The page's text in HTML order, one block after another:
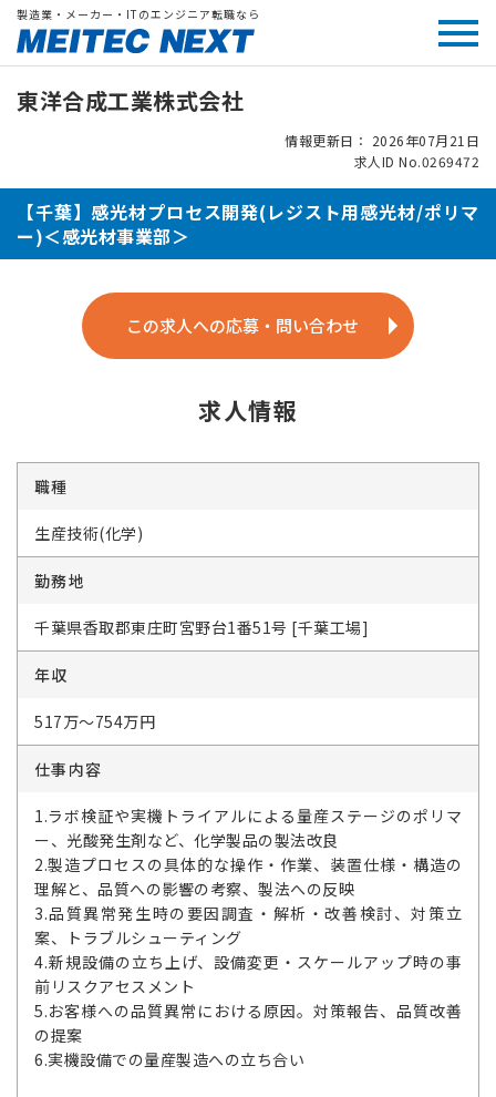
製造業・メーカー・ITのエンジニア転職なら
東洋合成工業株式会社
情報更新日： 2026年07月21日
求人ID No.0269472
【千葉】感光材プロセス開発(レジスト用感光材/ポリマ
ー)＜感光材事業部＞
この求人への応募・問い合わせ
求人情報
職種
生産技術(化学)
勤務地
千葉県香取郡東庄町宮野台1番51号 [千葉工場]
年収
517万～754万円
仕事内容
1.ラボ検証や実機トライアルによる量産ステージのポリマ
ー、光酸発生剤など、化学製品の製法改良
2.製造プロセスの具体的な操作・作業、装置仕様・構造の
理解と、品質への影響の考察、製法への反映
3.品質異常発生時の要因調査・解析・改善検討、対策立
案、トラブルシューティング
4.新規設備の立ち上げ、設備変更・スケールアップ時の事
前リスクアセスメント
5.お客様への品質異常における原因。対策報告、品質改善
の提案
6.実機設備での量産製造への立ち合い